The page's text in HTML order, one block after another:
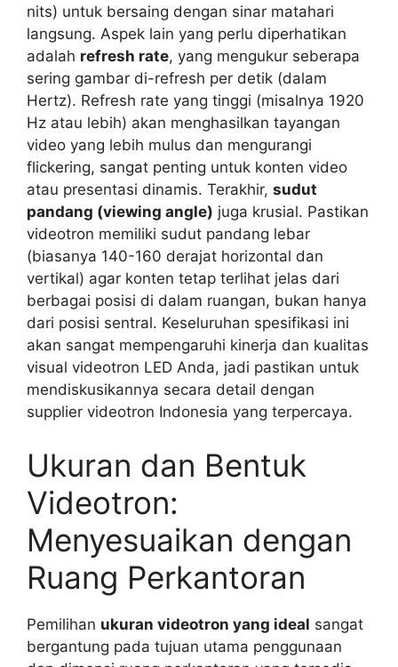
nits) untuk bersaing dengan sinar matahari
langsung. Aspek lain yang perlu diperhatikan
adalah refresh rate, yang mengukur seberapa
sering gambar di-refresh per detik (dalam
Hertz). Refresh rate yang tinggi (misalnya 1920
Hz atau lebih) akan menghasilkan tayangan
video yang lebih mulus dan mengurangi
flickering, sangat penting untuk konten video
atau presentasi dinamis. Terakhir, sudut
pandang (viewing angle) juga krusial. Pastikan
videotron memiliki sudut pandang lebar
(biasanya 140-160 derajat horizontal dan
vertikal) agar konten tetap terlihat jelas dari
berbagai posisi di dalam ruangan, bukan hanya
dari posisi sentral. Keseluruhan spesifikasi ini
akan sangat mempengaruhi kinerja dan kualitas
visual videotron LED Anda, jadi pastikan untuk
mendiskusikannya secara detail dengan
supplier videotron Indonesia yang terpercaya.
Ukuran dan Bentuk
Videotron:
Menyesuaikan dengan
Ruang Perkantoran
Pemilihan ukuran videotron yang ideal sangat
bergantung pada tujuan utama penggunaan